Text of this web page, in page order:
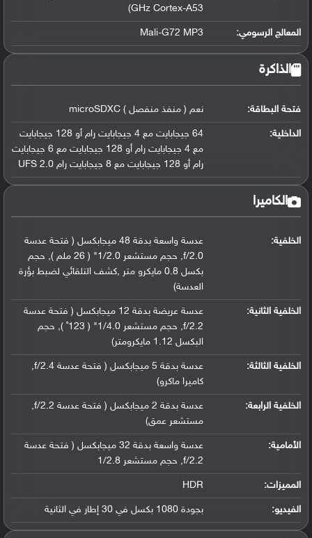
GHz Cortex-A53)
المعالج الرسومي:
Mali-G72 MP3
الذاكرة
فتحة البطاقة: نعم ( منفذ منفصل ) microSDXC
الداخلية:
64 جيجابايت مع 4 جيجابايت رام أو 128 جيجابايت
مع 4 جيجابايت رام أو 128 جيجابايت مع 6 جيجابايت
رام أو 128 جيجابايت مع 8 جيجابايت رام UFS 2.0
الكاميرا
الخلفية:
عدسة واسعة بدقة 48 ميجابكسل ( فتحة عدسة
f/2.0, حجم مستشعر 1/2.0" ( 26 ملم ), حجم
بكسل 0.8 مايكرو متر ,كشف التلقائي لضبط بؤرة
العدسة)
الخلفية الثانية:
عدسة عريضة بدقة 12 ميجابكسل ( فتحة عدسة
f/2.2, حجم مستشعر 1/4.0" ( 123˚ ), حجم
البكسل 1.12 مايكرومتر)
الخلفية الثالثة:
عدسة بدقة 5 ميجابكسل ( فتحة عدسة f/2.4,
كاميرا ماكرو)
الخلفية الرابعة:
عدسة بدقة 2 ميجابكسل ( فتحة عدسة f/2.2,
مستشعر عمق)
الأمامية:
عدسة واسعة بدقة 32 ميجابكسل ( فتحة عدسة
f/2.2, حجم مستشعر 1/2.8
المميزات: HDR
الفيديو: بجودة 1080 بكسل في 30 إطار في الثانية